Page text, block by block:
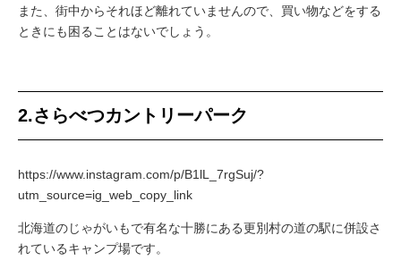
また、街中からそれほど離れていませんので、買い物などをする
ときにも困ることはないでしょう。
2.さらべつカントリーパーク
https://www.instagram.com/p/B1lL_7rgSuj/?
utm_source=ig_web_copy_link
北海道のじゃがいもで有名な十勝にある更別村の道の駅に併設さ
れているキャンプ場です。